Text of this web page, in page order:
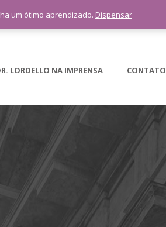
+55 11 9 1398-3091
LORDELLO NA IMPRENSA CONTATO
um ótimo aprendizado. Dispensar